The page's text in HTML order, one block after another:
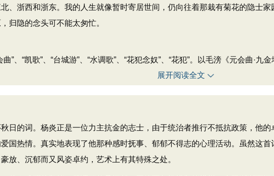
、浙西和浙东。我的人生就像暂时寄居世间，仍向往着那栽有菊花的隐士
归隐的念头可不能太匆忙。
”、“凯歌”、“台城游”、“水调歌”、“花犯念奴”、“花犯”。以毛滂《元会曲·
展开阅读全文
的词。杨炎正是一位力主抗金的志士，由于统治者推行不抵抗政策，他的
国热情。真实地表现了他那种感时抚事、郁郁不得志的心理活动。虽然这
放、沉郁而又风姿卓约，艺术上有其特殊之处。